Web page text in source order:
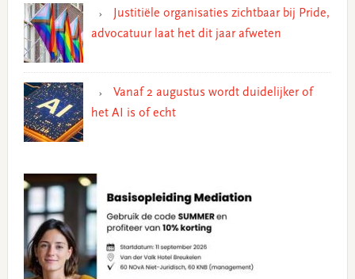
Justitiële organisaties zichtbaar bij Pride,
advocatuur laat het dit jaar afweten
Vanaf 2 augustus wordt duidelijker of
het AI is of echt